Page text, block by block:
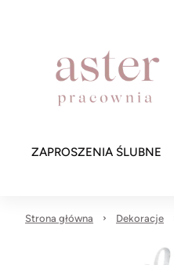
ZAPROSZENIA ŚLUBNE
Strona główna Dekoracje